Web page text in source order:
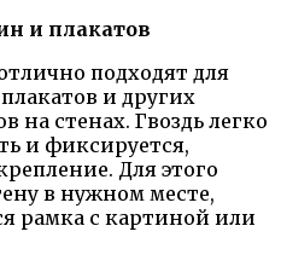
и плакатов
подходят для
и других
на стенах. Гвоздь легко
и фиксируется,
Для этого
в нужном месте,
рамка с картиной или